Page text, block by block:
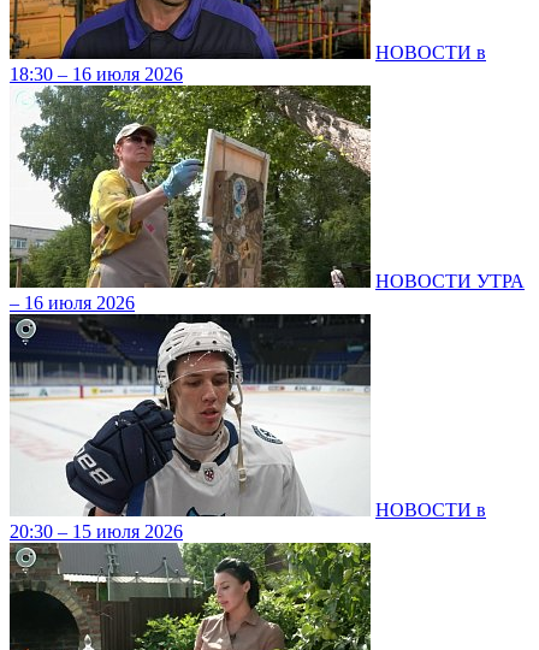
НОВОСТИ в
18:30 – 16 июля 2026
НОВОСТИ УТРА
– 16 июля 2026
НОВОСТИ в
20:30 – 15 июля 2026